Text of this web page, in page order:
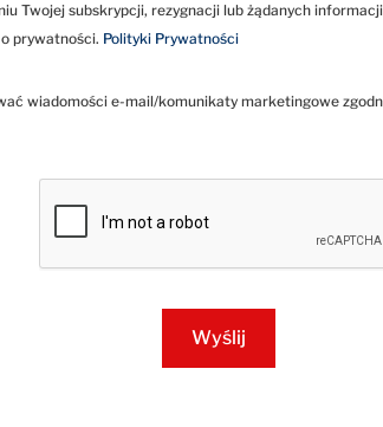
Twojej subskrypcji, rezygnacji lub żądanych
prywatności. Polityki Prywatności
wiadomości e-mail/komunikaty marketingowe